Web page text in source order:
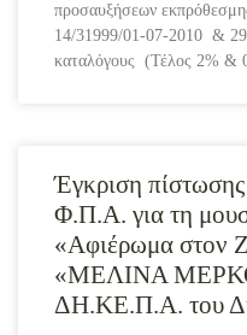
προσαυξήσεων
14/31999/01-07-2010 &
καταλόγους (Τέλος 2% &
Έγκριση
Φ.Π.Α. για τη
«Αφιέρωμα στον
«ΜΕΛΙΝΑ
ΔΗ.ΚΕ.Π.Α. του